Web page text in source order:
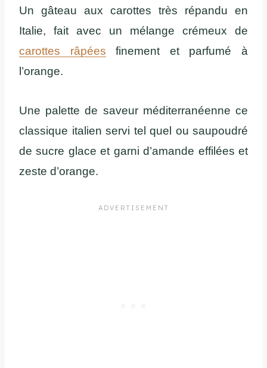
Un gâteau aux carottes très répandu en
Italie, fait avec un mélange crémeux de
carottes râpées finement et parfumé à
l’orange.
Une palette de saveur méditerranéenne ce
classique italien servi tel quel ou saupoudré
de sucre glace et garni d’amande effilées et
zeste d’orange.